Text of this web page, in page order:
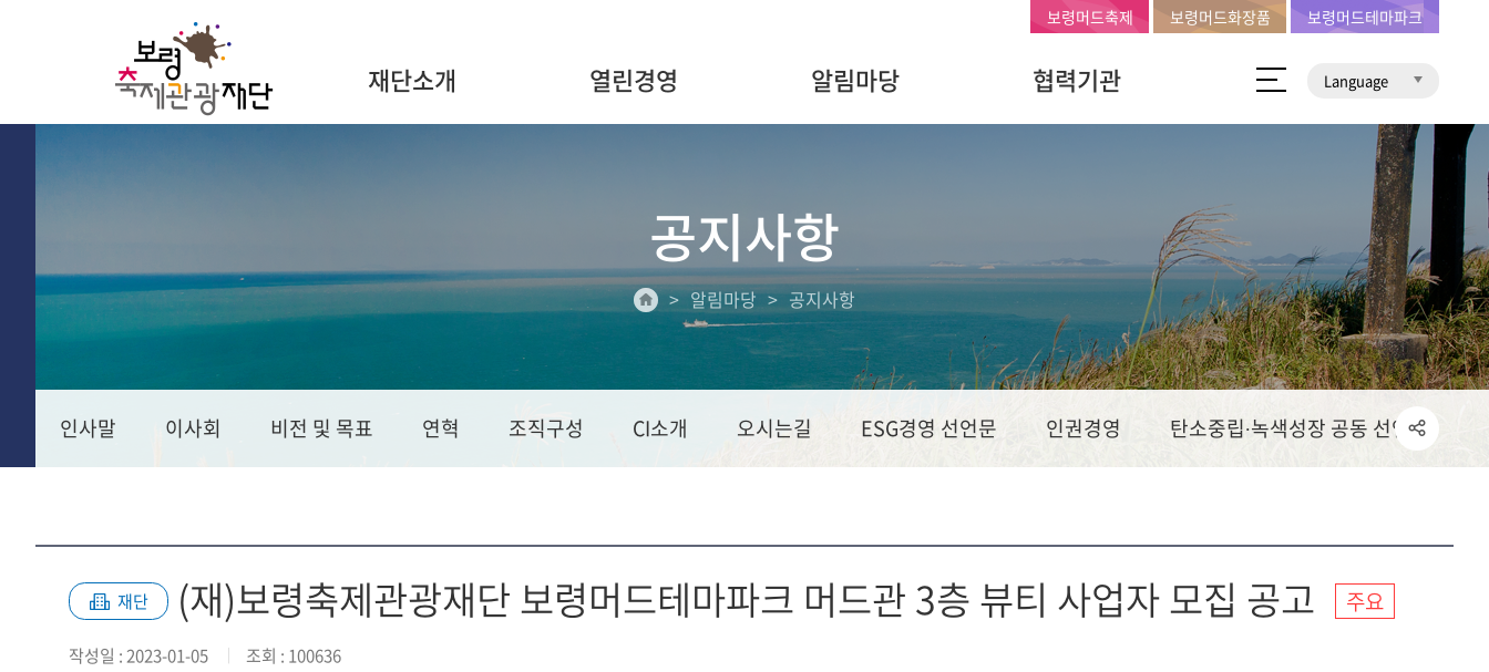
재단소개 열린경영 알림마당 협력기관 Language
보령머드축제 보령머드화장품 보령머드테마파크
공지사항
알림마당 공지사항
인사말 이사회 비전 및 목표 연혁 조직구성 CI소개 오시는길 ESG경영 선언문 인권경영 탄소중립∙녹색성장 공동 선언문
재단 (재)보령축제관광재단 보령머드테마파크 머드관 3층 뷰티 사업자 모집 공고 주요
작성일 : 2023-01-05 조회 : 100636